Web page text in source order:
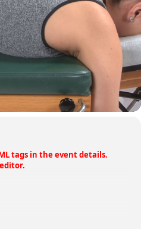
tags in the event details.